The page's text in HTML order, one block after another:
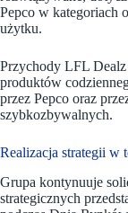
Pepco w kategoriach
użytku.
Przychody LFL Dealz
produktów
przez Pepco oraz
szybkozbywalnych.
Realizacja strategii w
Grupa kontynuuje
strategicznych